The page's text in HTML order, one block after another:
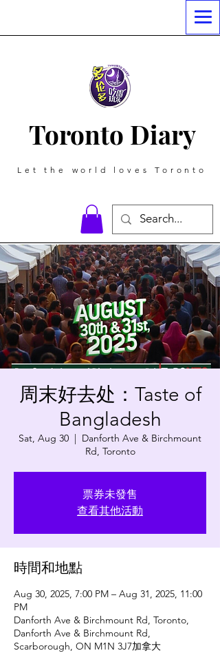
Toronto Diary
Let the world loves Toronto
周末好去处：Taste of
Bangladesh
Sat, Aug 30
  |
Danforth Ave & Birchmount
Rd, Toronto
票券未發售
查看其他活動
時間和地點
Aug 30, 2025, 7:00 PM – Aug 31, 2025, 11:00
PM
Danforth Ave & Birchmount Rd, Toronto,
Danforth Ave & Birchmount Rd,
Scarborough, ON M1N 3J7加拿大